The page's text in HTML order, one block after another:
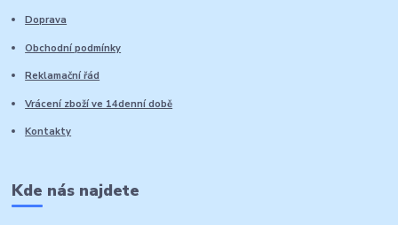
Doprava
Obchodní podmínky
Reklamační řád
Vrácení zboží ve 14denní době
Kontakty
Kde nás najdete